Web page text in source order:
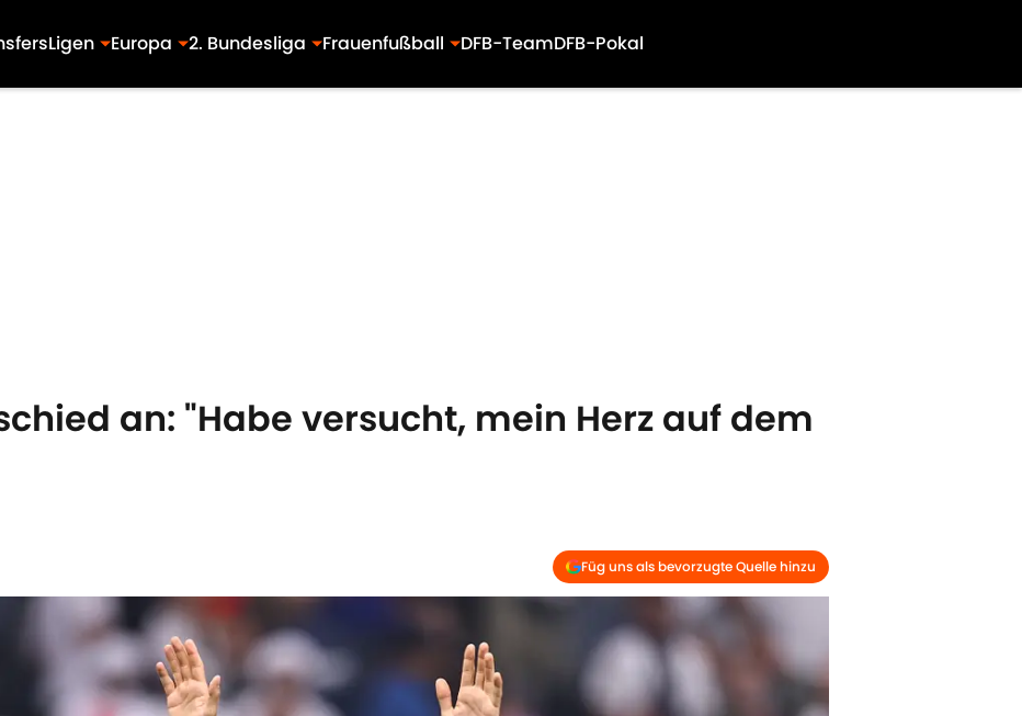
Ligen Europa 2. Bundesliga Frauenfußball DFB-TeamDFB-Pokal
an: "Habe versucht, mein Herz auf dem
Füg uns als bevorzugte Quelle hinzu